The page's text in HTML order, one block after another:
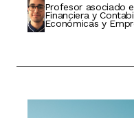
Profesor asociado
Financiera y
Económicas y